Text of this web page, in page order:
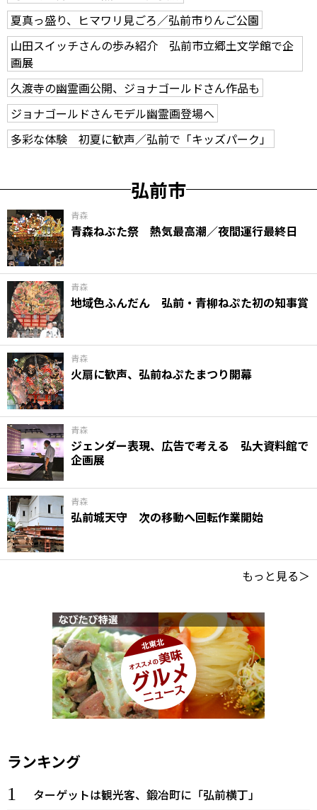
夏真っ盛り、ヒマワリ見ごろ／弘前市りんご公園
山田スイッチさんの歩み紹介 弘前市立郷土文学館で企
画展
久渡寺の幽霊画公開、ジョナゴールドさん作品も
ジョナゴールドさんモデル幽霊画登場へ
多彩な体験 初夏に歓声／弘前で「キッズパーク」
弘前市
青森
青森ねぶた祭 熱気最高潮／夜間運行最終日
青森
地域色ふんだん 弘前・青柳ねぷた初の知事賞
青森
火扇に歓声、弘前ねぷたまつり開幕
青森
ジェンダー表現、広告で考える 弘大資料館で
企画展
青森
弘前城天守 次の移動へ回転作業開始
もっと見る＞
ランキング
ターゲットは観光客、鍛冶町に「弘前横丁」